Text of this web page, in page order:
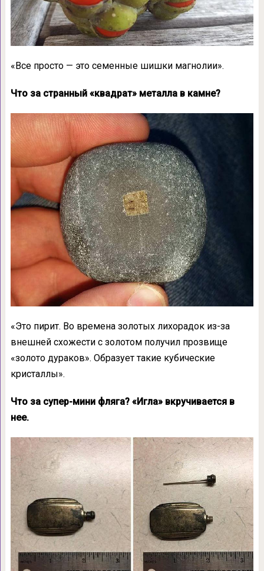
«Все просто — это семенные шишки магнолии».
Что за странный «квадрат» металла в камне?
«Это пирит. Во времена золотых лихорадок из-за
внешней схожести с золотом получил прозвище
«золото дураков». Образует такие кубические
кристаллы».
Что за супер-мини фляга? «Игла» вкручивается в
нее.